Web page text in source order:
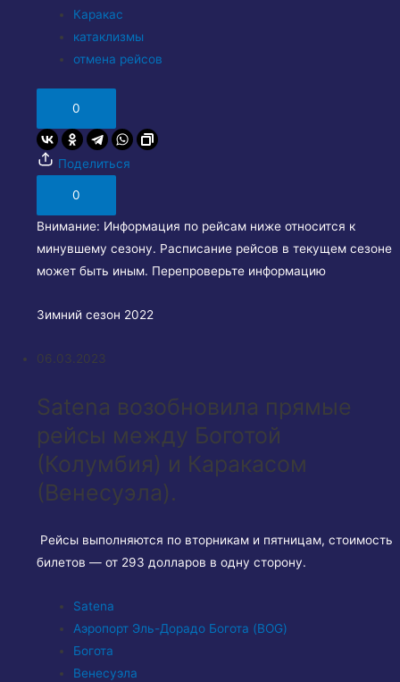
Каракас
катаклизмы
отмена рейсов
0
Поделиться
0
Внимание: Информация по рейсам ниже относится к
минувшему сезону. Расписание рейсов в текущем сезоне
может быть иным. Перепроверьте информацию
Зимний сезон 2022
06.03.2023
Satena возобновила прямые
рейсы между Боготой
(Колумбия) и Каракасом
(Венесуэла).
Рейсы выполняются по вторникам и пятницам, стоимость
билетов — от 293 долларов в одну сторону.
Satena
Аэропорт Эль-Дорадо Богота (BOG)
Богота
Венесуэла